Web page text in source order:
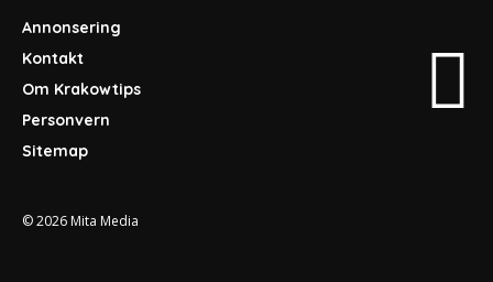
Annonsering
Kontakt
Om Krakowtips
Personvern
Sitemap
© 2026 Mita Media